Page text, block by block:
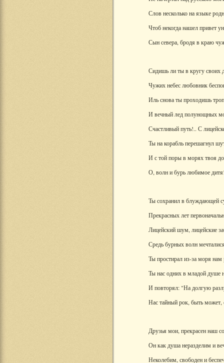
Слов несколько на языке
Чтоб некогда нашел привет
Сын севера, бродя в краю
Сидишь ли ты в кругу своих
Чужих небес любовник
Иль снова ты проходишь
И вечный лед полунощных
Счастливый путь!.. С
Ты на корабль перешагнул
И с той поры в морях твоя
О, волн и бурь любимое
Ты сохранил в блуждающей
Прекрасных лет
Лицейский шум, лицейские
Средь бурных волн
Ты простирал из-за моря нам
Ты нас одних в младой душе
И повторял: "На долгую
Нас тайный рок, быть может,
Друзья мои, прекрасен наш
Он как душа неразделим и
Неколебим, свободен и